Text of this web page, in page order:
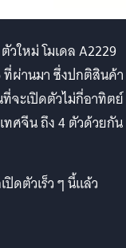
ใหม่ โมเดล A2229
ที่ผ่านมา ซึ่งปกติสินค้า
จะเปิดตัวไม่กี่อาทิตย์
ทศจีน ถึง 4 ตัวด้วยกัน
ดตัวเร็ว ๆ นี้แล้ว